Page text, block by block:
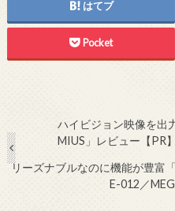
はてブ
Pocket
ハイビジョン映像を出
MIUS」レビュー【PR】
リーズナブルなのに機能が豊富
E-012／